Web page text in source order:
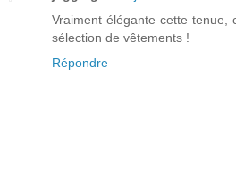
Vraiment élégante cette tenue,
sélection de vêtements !
Répondre